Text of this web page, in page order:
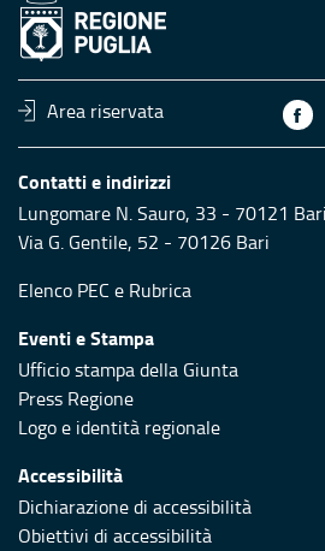
Area riservata
Contatti e indirizzi
Lungomare N. Sauro, 33 - 70121 Bari
Via G. Gentile, 52 - 70126 Bari
Elenco PEC e Rubrica
Eventi e Stampa
Ufficio stampa della Giunta
Press Regione
Logo e identità regionale
Accessibilità
Dichiarazione di accessibilità
Obiettivi di accessibilità